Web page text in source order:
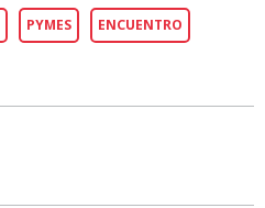
PYMES ENCUENTRO